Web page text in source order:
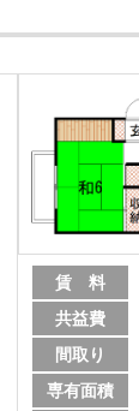
賃 料
共益費
間取り
専有面積